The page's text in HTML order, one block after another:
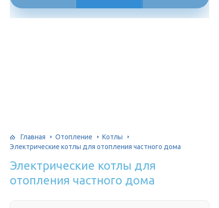
Главная Отопление
Котлы
Электрические котлы для отопления частного дома
Электрические котлы для
отопления частного дома